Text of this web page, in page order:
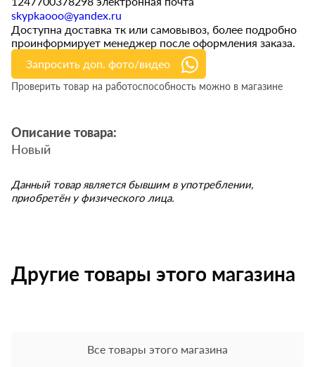
skypkaooo@yandex.ru
Доступна доставка тк или самовывоз, более подробно
проинформирует менеджер после оформления заказа.
Запросить доп. фото/видео
Проверить товар на работоспособность можно в магазине
Описание товара:
Новый
Данный товар является бывшим в употреблении,
приобретён у физического лица.
Другие товары этого магазина
Все товары этого магазина